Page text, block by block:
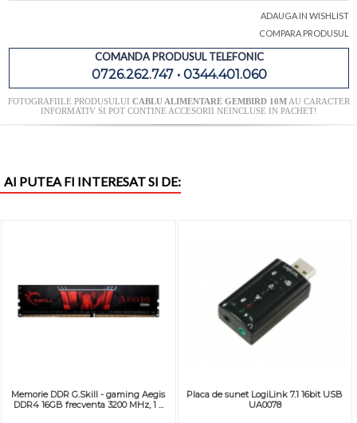
ADAUGA IN WISHLIST
COMPARA PRODUSUL
COMANDA PRODUSUL TELEFONIC
0726.262.747 • 0344.401.060
FOTOGRAFIILE PRODUSULUI CABLU ALIMENTARE GEMBIRD 10MAU CARACTER
INFORMATIV SI POT CONTINE ACCESORII NEINCLUSE IN PACHET!
AI PUTEA FI INTERESAT SI DE:
Memorie DDR G.Skill - gaming Aegis
DDR4 16GB frecventa 3200 MHz, 1 ...
Placa de sunet LogiLink 7.1 16bit USB
UA0078